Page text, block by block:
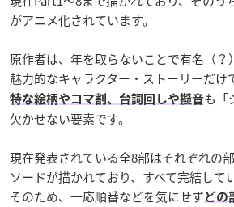
がアニメ化されています。
原作者は、年を取らないことで有名（？
魅力的なキャラクター・ストーリーだけ
特な絵柄やコマ割、台詞回しや擬音も「
欠かせない要素です。
現在発表されている全8部はそれぞれの
ソードが描かれており、すべて完結して
そのため、一応順番などを気にせず どの